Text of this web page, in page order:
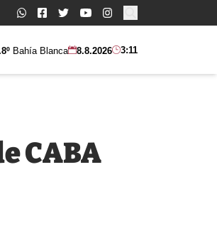
Buscar:
Bahía Blanca 8.8.2026 3:11
CABA